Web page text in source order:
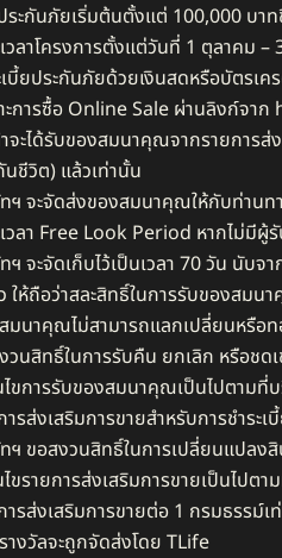
ระกันภัยเริ่มต้นตั้งแต่ 100,000 บาท
เวลาโครงการตั้งแต่วันที่ 1 ตุลาคม
เบี้ยประกันภัยด้วยเงินสดหรือบัตรเ
ะการซื้อ Online Sale ผ่านลิงก์จา
จะได้รับของสมนาคุณจากรายการส่
นชีวิต) แล้วเท่านั้น
ฯ จะจัดส่งของสมนาคุณให้กับท่าน
เวลา Free Look Period หากไม่
ฯ จะจัดเก็บไว้เป็นเวลา 70 วัน นับ
ให้ถือว่าสละสิทธิ์ในการรับของสมน
มนาคุณไม่สามารถแลกเปลี่ยนหรือ
วนสิทธิ์ในการรับคืน ยกเลิก หรือช
ไขการรับของสมนาคุณเป็นไปตามที่
ารส่งเสริมการขายสำหรับการชำระ
ฯ ขอสงวนสิทธิ์ในการเปลี่ยนแปลง
ไขรายการส่งเสริมการขายเป็นไ
ารส่งเสริมการขายต่อ 1 กรมธรรม์
างวัลจะถูกจัดส่งโดย TLife